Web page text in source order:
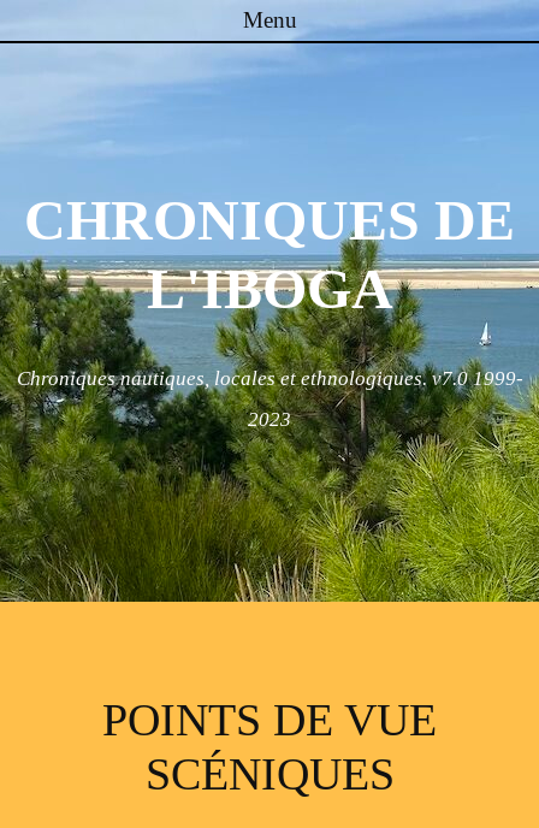
Menu
CHRONIQUES DE
L'IBOGA
Chroniques nautiques, locales et ethnologiques. v7.0 1999-
2023
POINTS DE VUE
SCÉNIQUES